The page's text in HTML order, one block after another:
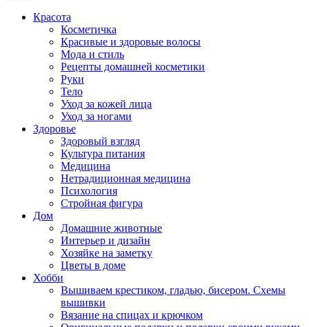
Красота
Косметичка
Красивые и здоровые волосы
Мода и стиль
Рецепты домашней косметики
Руки
Тело
Уход за кожей лица
Уход за ногами
Здоровье
Здоровый взгляд
Культура питания
Медицина
Нетрадиционная медицина
Психология
Стройная фигура
Дом
Домашние животные
Интерьер и дизайн
Хозяйке на заметку
Цветы в доме
Хобби
Вышиваем крестиком, гладью, бисером. Схемы
вышивки
Вязание на спицах и крючком